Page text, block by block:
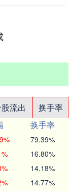
流出
换手率
换手率
79.39%
16.80%
14.18%
14.77%